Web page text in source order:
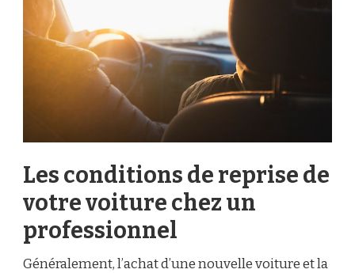
Les conditions de reprise de
votre voiture chez un
professionnel
Généralement, l’achat d’une nouvelle voiture et la